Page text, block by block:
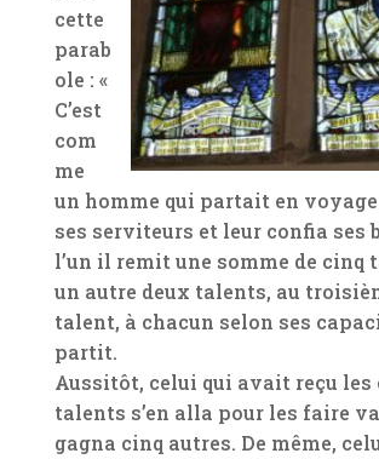
cette
parab
ole : «
C’est
com
me
un homme qui partait en
ses serviteurs et leur confia ses
l’un il remit une somme de cinq
un autre deux talents, au
talent, à chacun selon ses
partit.
Aussitôt, celui qui avait reçu les
talents s’en alla pour les faire
gagna cinq autres. De même,